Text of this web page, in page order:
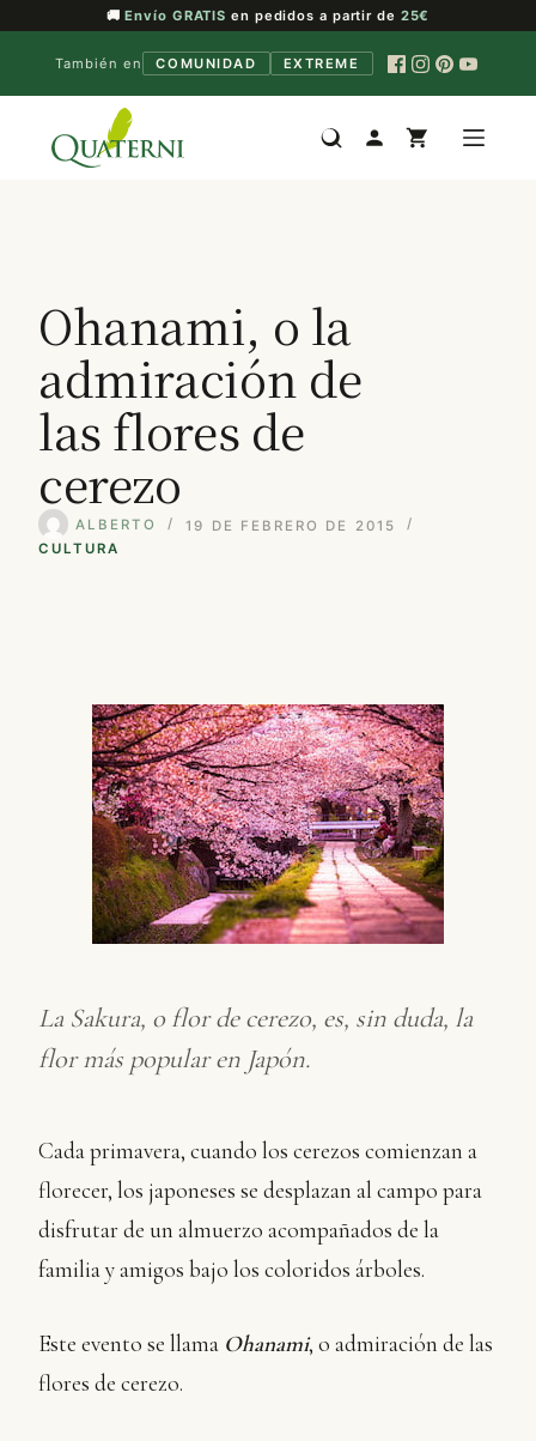
🚚Envío GRATIS en pedidos a partir de 25€
También en COMUNIDAD EXTREME
contenido
Ohanami, o la
admiración de
las flores de
cerezo
ALBERTO
19 DE FEBRERO DE 2015
CULTURA
La Sakura, o flor de cerezo, es, sin duda, la
flor más popular en Japón.
Cada primavera, cuando los cerezos comienzan a
florecer, los japoneses se desplazan al campo para
disfrutar de un almuerzo acompañados de la
familia y amigos bajo los coloridos árboles.
Este evento se llama Ohanami, o admiración de las
flores de cerezo.